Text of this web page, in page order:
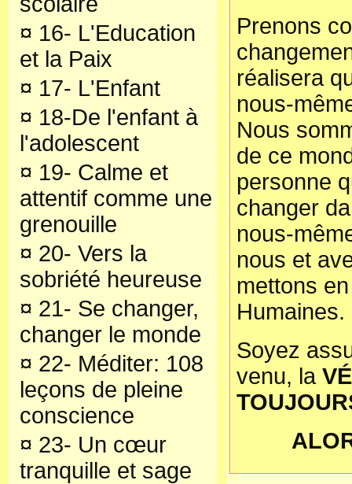
¤ 16- L'Education
et la Paix
¤ 17- L'Enfant
¤ 18-De l'enfant à
l'adolescent
¤ 19- Calme et
attentif comme une
grenouille
¤ 20- Vers la
sobriété heureuse
¤ 21- Se changer,
changer le monde
¤ 22- Méditer: 108
leçons de pleine
conscience
¤ 23- Un cœur
tranquille et sage
Prenons
réalisera
nous-
Nous
de ce
personne
changer
nous-
nous et
mettons
Humaines.
Soyez
venu, la